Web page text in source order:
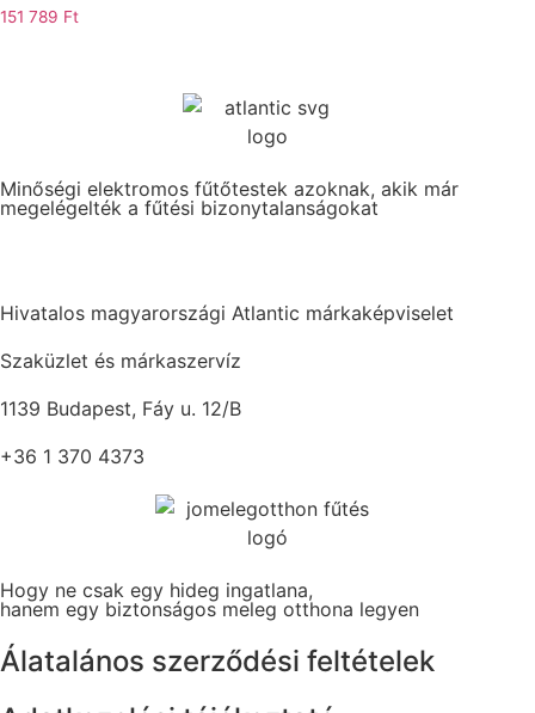
151 789 Ft
Minőségi elektromos fűtőtestek azoknak, akik már
megelégelték a fűtési bizonytalanságokat
Hivatalos magyarországi Atlantic márkaképviselet
Szaküzlet és márkaszervíz
1139 Budapest, Fáy u. 12/B
+36 1 370 4373
Hogy ne csak egy hideg ingatlana,
hanem egy biztonságos meleg otthona legyen
Álatalános szerződési feltételek